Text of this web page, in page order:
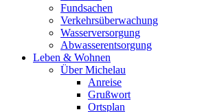
Fundsachen
Verkehrsüberwachung
Wasserversorgung
Abwasserentsorgung
Leben & Wohnen
Über Michelau
Anreise
Grußwort
Ortsplan